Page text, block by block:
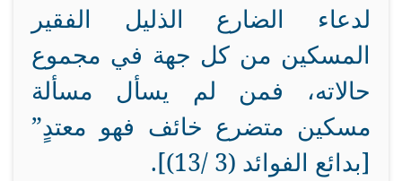
لدعاء الضارع الذليل الفقير
المسكين من كل جهة في مجموع
حالاته، فمن لم يسأل مسألة
مسكين متضرع خائف فهو معتدٍ”
[بدائع الفوائد (3 /13)].